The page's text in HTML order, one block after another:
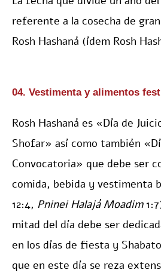
referente a la cosecha de
Rosh Hashaná (ídem Rosh
04. Vestimenta y alimentos
Rosh Hashaná es «Día de
Shofar» así como también
Convocatoria» que debe ser
comida, bebida y vestimenta
12:4, Pninei Halajá Moadim
mitad del día debe ser
en los días de fiesta y
que en este día se reza